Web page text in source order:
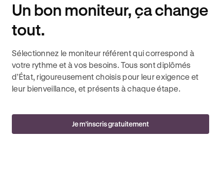
Un bon moniteur, ça change
tout.
Sélectionnez le moniteur référent qui correspond à
votre rythme et à vos besoins. Tous sont diplômés
d’État, rigoureusement choisis pour leur exigence et
leur bienveillance, et présents à chaque étape.
Je m’inscris gratuitement